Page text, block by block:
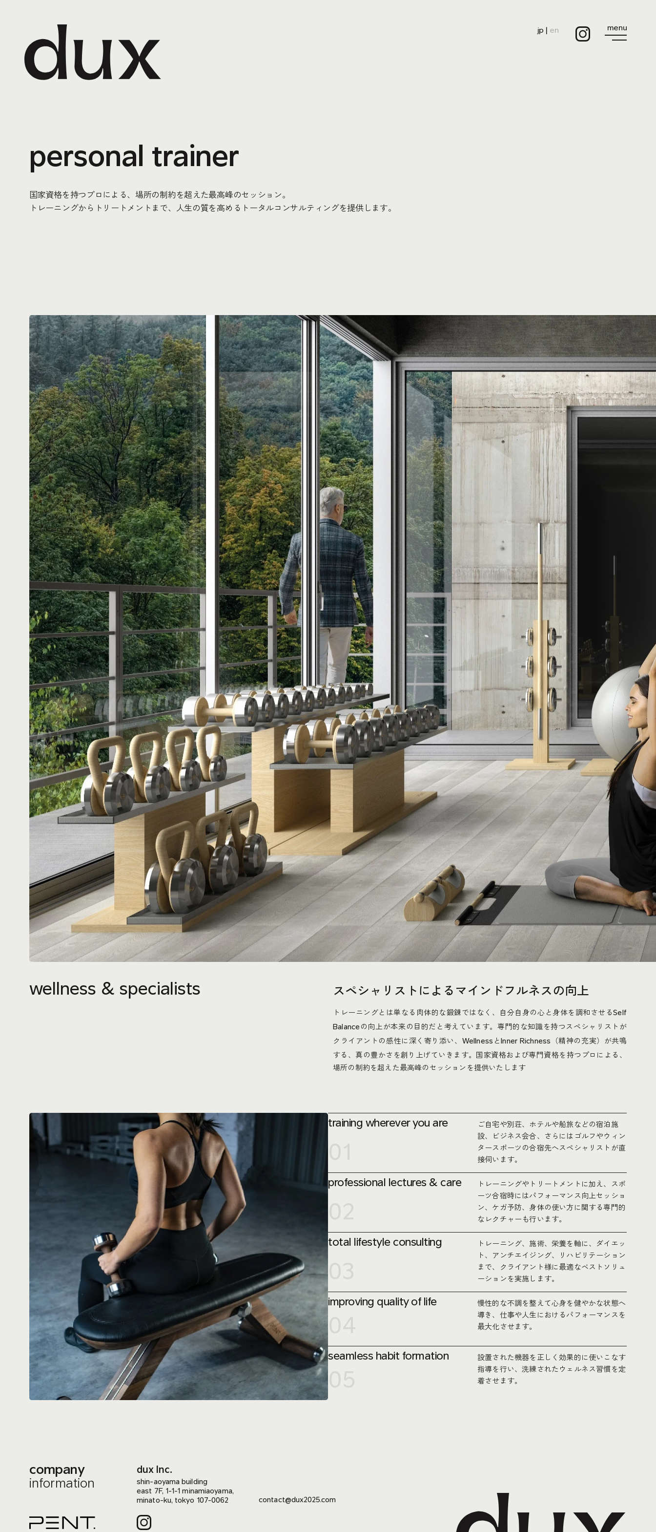
menu
jp en
personal trainer
国家資格を持つプロによる、場所の制約を超えた最高峰のセッション。
トレーニングからトリートメントまで、人生の質を高めるトータルコンサルティングを提供します。
wellness & specialists スペシャリストによるマインドフルネスの向上
トレーニングとは単なる肉体的な鍛錬ではなく、自分自身の心と身体を調和させるSelf
Balance の向上が本来の目的だと考えています。専門的な知識を持つスペシャリストが
クライアントの感性に深く寄り添い、
Wellness とInner Richness
（精神の充実）が共鳴
する、真の豊かさを創り上げていきます。国家資格および専門資格を持つプロによる、
場所の制約を超えた最高峰のセッションを提供いたします
training wherever you are
ご自宅や別荘、ホテルや船旅などの宿泊施
設、ビジネス会合、さらにはゴルフやウィン
タースポーツの合宿先へスペシャリストが直
接伺います。
professional lectures & care
トレーニングやトリートメントに加え、スポ
ーツ合宿時にはパフォーマンス向上セッショ
ン、ケガ予防、身体の使い方に関する専門的
なレクチャーも行います。
total lifestyle consulting
トレーニング、施術、栄養を軸に、ダイエッ
ト、アンチエイジング、リハビリテーション
まで、クライアント様に最適なベストソリュ
ーションを実施します。
improving quality of life
慢性的な不調を整えて心身を健やかな状態へ
導き、仕事や人生におけるパフォーマンスを
最大化させます。
seamless habit formation
設置された機器を正しく効果的に使いこなす
指導を行い、洗練されたウェルネス習慣を定
着させます。
company
information
dux Inc.
shin-aoyama building
east 7F, 1-1-1 minamiaoyama,
minato-ku, tokyo 107-0062
contact@dux2025.com